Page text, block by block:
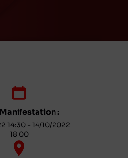
:
14:30 - 14/10/2022
18:00